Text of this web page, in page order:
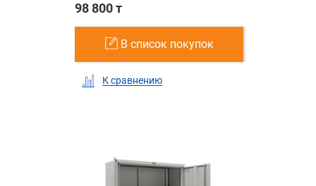
98 800 т
В список покупок
К сравнению